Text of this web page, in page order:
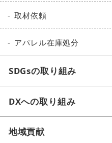
取材依頼
アパレル在庫処分
SDGsの取り組み
DXへの取り組み
地域貢献